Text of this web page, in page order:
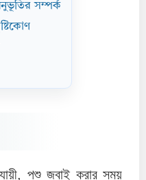
সম্পর্ক
পশু জবাই করার সময়